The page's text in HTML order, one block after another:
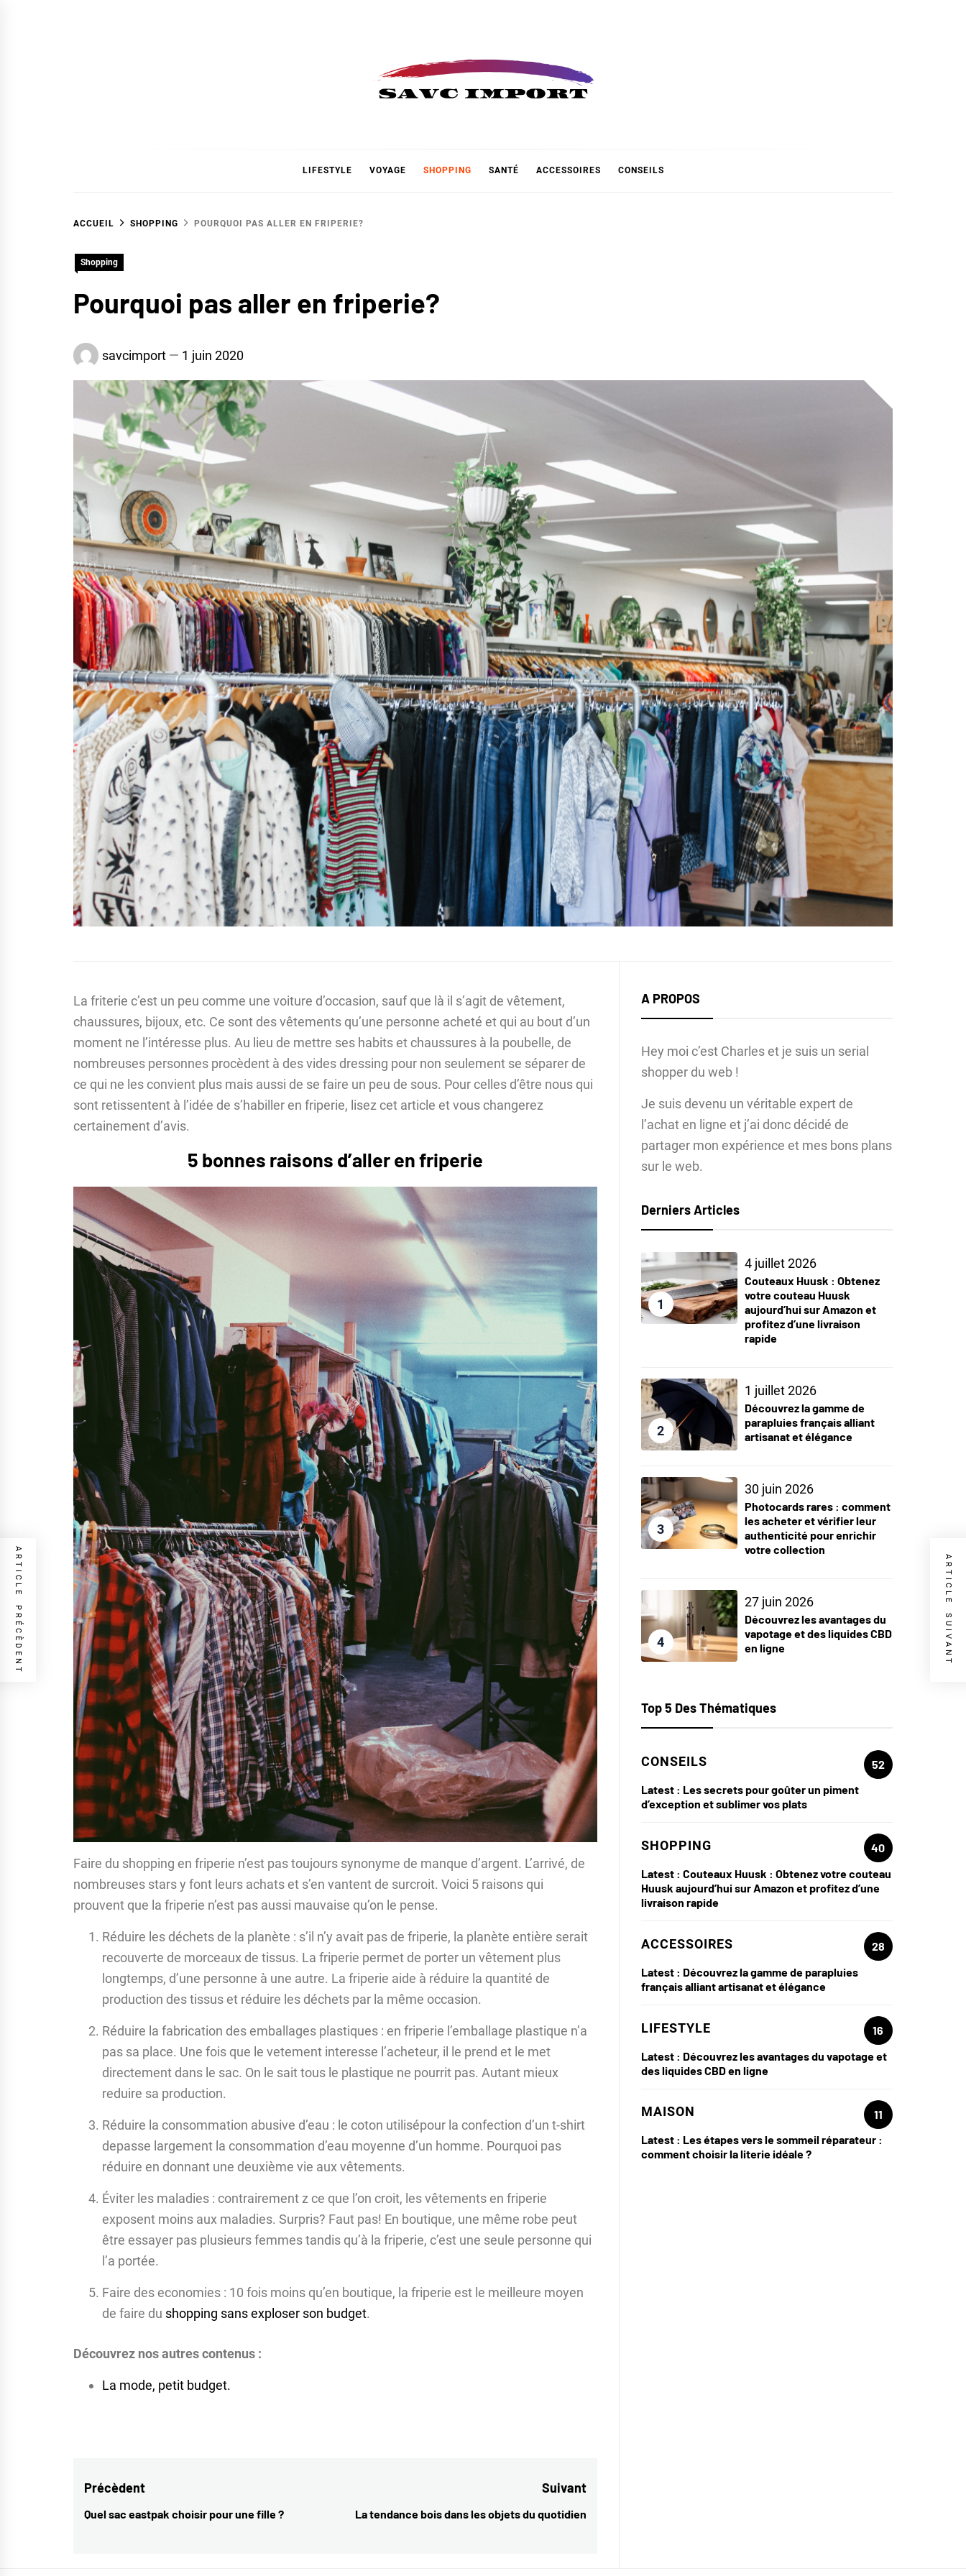
SAVC IMPORT
LIFESTYLE VOYAGE SHOPPING SANTÉ ACCESSOIRES CONSEILS
ACCUEIL SHOPPING POURQUOI PAS ALLER EN FRIPERIE?
Shopping
Pourquoi pas aller en friperie?
savcimport 1 juin 2020
La friterie c’est un peu comme une voiture d’occasion, sauf que là il s’agit de vêtement,
chaussures, bijoux, etc. Ce sont des vêtements qu’une personne acheté et qui au bout d’un
moment ne l’intéresse plus. Au lieu de mettre ses habits et chaussures à la poubelle, de
nombreuses personnes procèdent à des vides dressing pour non seulement se séparer de
ce qui ne les convient plus mais aussi de se faire un peu de sous. Pour celles d’être nous qui
sont retissentent à l’idée de s’habiller en friperie, lisez cet article et vous changerez
certainement d’avis.
5 bonnes raisons d’aller en friperie
Faire du shopping en friperie n’est pas toujours synonyme de manque d’argent. L’arrivé, de
nombreuses stars y font leurs achats et s’en vantent de surcroit. Voici 5 raisons qui
prouvent que la friperie n’est pas aussi mauvaise qu’on le pense.
Réduire les déchets de la planète : s’il n’y avait pas de friperie, la planète entière serait
recouverte de morceaux de tissus. La friperie permet de porter un vêtement plus
longtemps, d’une personne à une autre. La friperie aide à réduire la quantité de
production des tissus et réduire les déchets par la même occasion.
Réduire la fabrication des emballages plastiques : en friperie l’emballage plastique n’a
pas sa place. Une fois que le vetement interesse l’acheteur, il le prend et le met
directement dans le sac. On le sait tous le plastique ne pourrit pas. Autant mieux
reduire sa production.
Réduire la consommation abusive d’eau : le coton utilisépour la confection d’un t-shirt
depasse largement la consommation d’eau moyenne d’un homme. Pourquoi pas
réduire en donnant une deuxième vie aux vêtements.
Éviter les maladies : contrairement z ce que l’on croit, les vêtements en friperie
exposent moins aux maladies. Surpris? Faut pas! En boutique, une même robe peut
être essayer pas plusieurs femmes tandis qu’à la friperie, c’est une seule personne qui
l’a portée.
Faire des economies : 10 fois moins qu’en boutique, la friperie est le meilleure moyen
de faire du shopping sans exploser son budget.
Découvrez nos autres contenus :
La mode, petit budget.
Navigation
de
Précèdent
Previous
Quel sac eastpak choisir pour une fille ?
Suivant
Next
La tendance bois dans les objets du quotidien
ARTICLE PRÉCÈDENT ARTICLE SUIVANT
A PROPOS
Hey moi c’est Charles et je suis un serial
shopper du web !
Je suis devenu un véritable expert de
l’achat en ligne et j’ai donc décidé de
partager mon expérience et mes bons plans
sur le web.
Derniers Articles
1
4 juillet 2026
Couteaux Huusk : Obtenez
votre couteau Huusk
aujourd’hui sur Amazon et
profitez d’une livraison
rapide
2
1 juillet 2026
Découvrez la gamme de
parapluies français alliant
artisanat et élégance
3
30 juin 2026
Photocards rares : comment
les acheter et vérifier leur
authenticité pour enrichir
votre collection
4
27 juin 2026
Découvrez les avantages du
vapotage et des liquides CBD
en ligne
Top 5 Des Thématiques
CONSEILS
52
Latest : Les secrets pour goûter un piment
d’exception et sublimer vos plats
SHOPPING
40
Latest : Couteaux Huusk : Obtenez votre couteau
Huusk aujourd’hui sur Amazon et profitez d’une
livraison rapide
ACCESSOIRES
28
Latest : Découvrez la gamme de parapluies
français alliant artisanat et élégance
LIFESTYLE
16
Latest : Découvrez les avantages du vapotage et
des liquides CBD en ligne
MAISON
11
Latest : Les étapes vers le sommeil réparateur :
comment choisir la literie idéale ?